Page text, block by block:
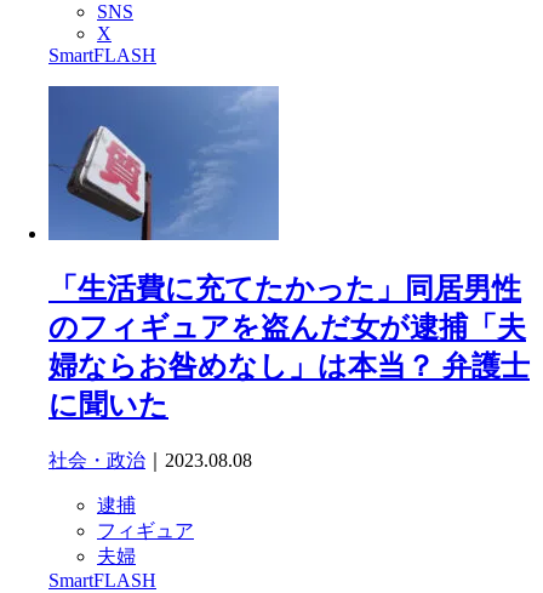
SNS
X
SmartFLASH
「生活費に充てたかった」同居男性
のフィギュアを盗んだ女が逮捕「夫
婦ならお咎めなし」は本当？ 弁護士
に聞いた
社会・政治 ｜2023.08.08
逮捕
フィギュア
夫婦
SmartFLASH